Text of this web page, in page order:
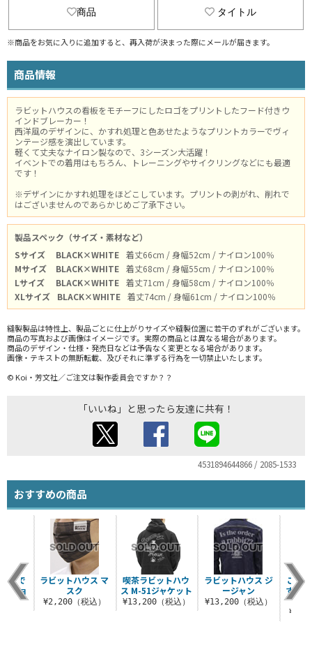
商品 タイトル
※商品をお気に入りに追加すると、再入荷が決まった際にメールが届きます。
商品情報
ラビットハウスの看板をモチーフにしたロゴをプリントしたフード付きウ
インドブレーカー！
西洋風のデザインに、かすれ処理と色あせたようなプリントカラーでヴィ
ンテージ感を演出しています。
軽くて丈夫なナイロン製なので、3シーズン大活躍！
イベントでの着用はもちろん、トレーニングやサイクリングなどにも最適
です！
※デザインにかすれ処理をほどこしています。プリントの剥がれ、削れで
はございませんのであらかじめご了承下さい。
製品スペック（サイズ・素材など）
Sサイズ
BLACK×WHITE
着丈66cm / 身幅52cm / ナイロン100％
Mサイズ
BLACK×WHITE
着丈68cm / 身幅55cm / ナイロン100％
Lサイズ
BLACK×WHITE
着丈71cm / 身幅58cm / ナイロン100％
XLサイズ
BLACK×WHITE 着丈74cm / 身幅61cm / ナイロン100％
縫製製品は特性上、製品ごとに仕上がりサイズや縫製位置に若干のずれがございます。
商品の写真および画像はイメージです。実際の商品とは異なる場合があります。
商品のデザイン・仕様・発売日などは予告なく変更となる場合があります。
画像・テキストの無断転載、及びそれに準ずる行為を一切禁止いたします。
© Koi・芳文社／ご注文は製作委員会ですか？？
「いいね」と思ったら友達に共有！
4531894644866 / 2085-1533
おすすめの商品
喫茶ラビットハウ
ス M-51ジャケット
¥13,200（税込）
ラビットハウス ジ
ージャン
¥13,200（税込）
ご注
すか
マホ
ぎで
ショ
ラビットハウス マ
スク
¥2,200（税込）